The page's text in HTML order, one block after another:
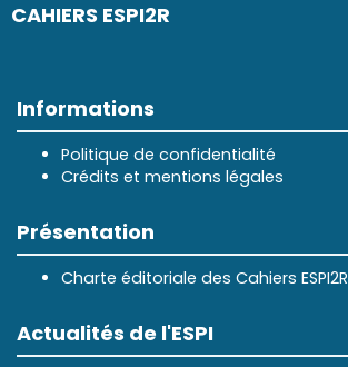
CAHIERS ESPI2R
Informations
Politique de confidentialité
Crédits et mentions légales
Présentation
Charte éditoriale des Cahiers ESPI2R
Actualités de l'ESPI